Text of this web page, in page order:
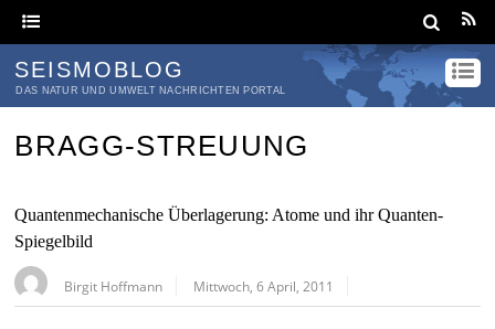
SEISMOBLOG
DAS NATUR UND UMWELT NACHRICHTEN PORTAL
BRAGG-STREUUNG
Quantenmechanische Überlagerung: Atome und ihr Quanten-
Spiegelbild
Birgit Hoffmann Mittwoch, 6 April, 2011